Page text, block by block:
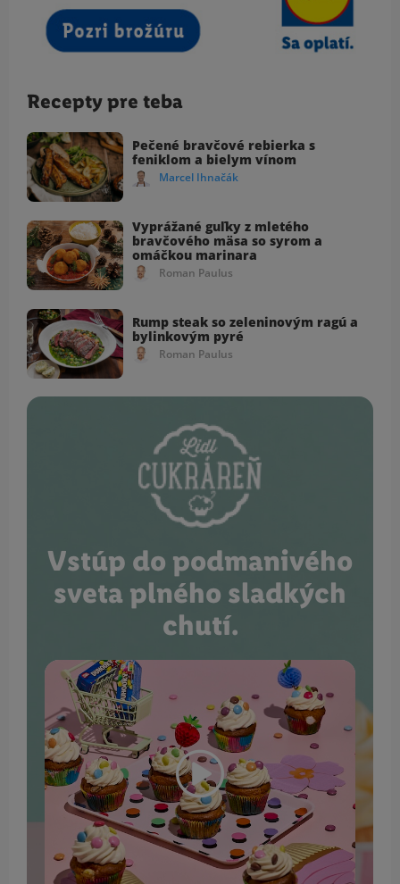
Recepty pre teba
Pečené bravčové rebierka s
feniklom a bielym vínom
Marcel Ihnačák
Vyprážané guľky z mletého
bravčového mäsa so syrom a
omáčkou marinara
Roman Paulus
Rump steak so zeleninovým ragú a
bylinkovým pyré
Roman Paulus
Vstúp do podmanivého
sveta plného sladkých
chutí.